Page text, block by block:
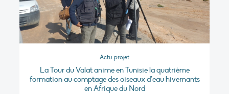
Actu projet
La Tour du Valat anime en Tunisie la quatrième
formation au comptage des oiseaux d’eau hivernants
en Afrique du Nord